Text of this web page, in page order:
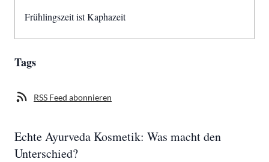
Frühlingszeit ist Kaphazeit
Tags
RSS Feed abonnieren
Echte Ayurveda Kosmetik: Was macht den
Unterschied?